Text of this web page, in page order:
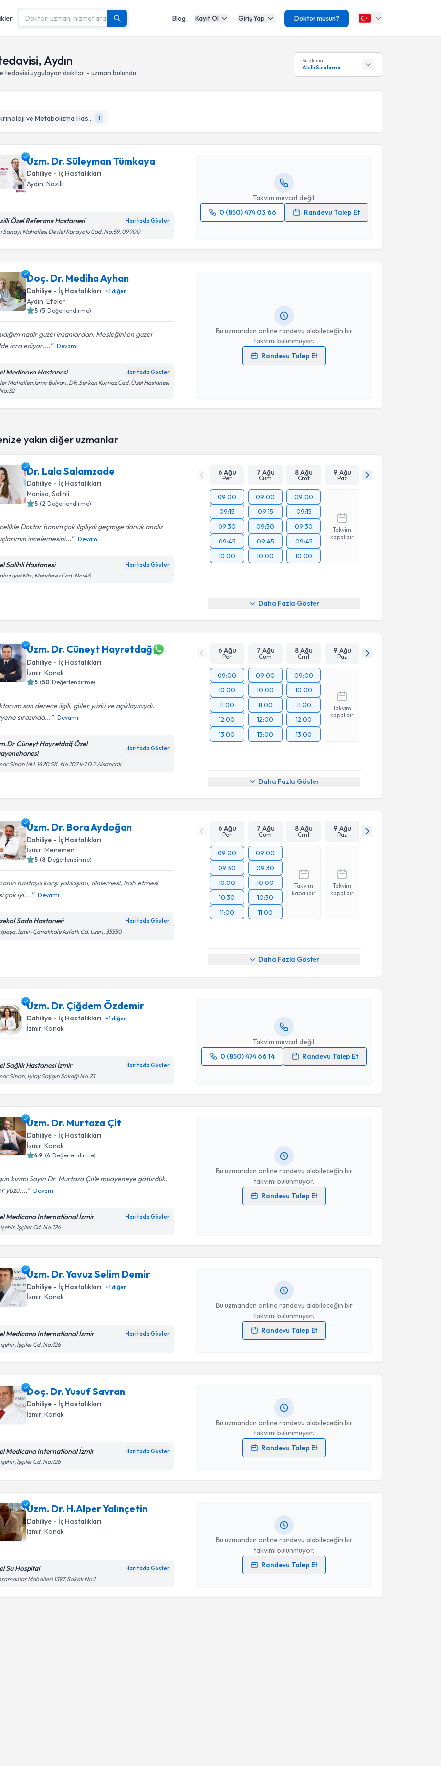
Blog Kayıt Ol Giriş Yap Doktor musun?
Aydın
tedavisi uygulayan doktor - uzman bulundu
Sıralama
Akıllı Sıralama
Endokrinoloji ve Metabolizma Hastalıkları 1
Uzm. Dr. Süleyman Tümkaya
Dahiliye - İç Hastalıkları
Aydın, Nazilli
Özel Referans Hastanesi Haritada Göster
Sanayi Mahallesi Devlet Karayolu Cad. No:59, 09900
Takvim mevcut değil.
0 (850) 474 03 66
Randevu Talep Et
işlenmesini kabul ediyorum.
Doç. Dr. Mediha Ayhan
Dahiliye - İç Hastalıkları +1diğer
Aydın, Efeler
5 (5 Değerlendirme)
nadir guzel insanlardan. Mesleğini en guzel
icra ediyor....
Devamı
Medinova Hastanesi Haritada Göster
Mahallesi,İzmir Bulvarı, DR.Serkan Kurnaz Cad. Özel Hastanesi
Bu uzmandan online randevu alabileceğin bir
takvimi bulunmuyor.
Randevu Talep Et
Kişisel verilerimin işlenmesine ilişkinAydınlatma Metni
yakın diğer uzmanlar
Dr. Lala Salamzade
Dahiliye - İç Hastalıkları
Manisa, Salihli
5 (2 Değerlendirme)
Doktor hanım çok ilgiliydi geçmişe dönük analiz
incelemesini...
Devamı
Salihli Hastanesi Haritada Göster
Mh., Menderes Cad. No:48
6 Ağu
Per
7 Ağu
Cum
8 Ağu
Cmt
9 Ağu
Paz
09:00
09:15
09:30
09:45
10:00
09:00
09:15
09:30
09:45
10:00
09:00
09:15
09:30
09:45
10:00
Takvim
kapalıdır
Daha Fazla Göster
Uzm. Dr. Cüneyt Hayretdağ
Dahiliye - İç Hastalıkları
İzmir, Konak
5 (50 Değerlendirme)
son derece ilgili, güler yüzlü ve açıklayıcıydı.
sırasında...
Devamı
Cüneyt Hayretdağ Özel
Haritada Göster
Sinan MH. 1420 SK. No:107 k-1 D:2 Alsancak
6 Ağu
Per
7 Ağu
Cum
8 Ağu
Cmt
9 Ağu
Paz
09:00
10:00
11:00
12:00
13:00
09:00
10:00
11:00
12:00
13:00
09:00
10:00
11:00
12:00
13:00
Takvim
kapalıdır
Daha Fazla Göster
Uzm. Dr. Bora Aydoğan
Dahiliye - İç Hastalıkları
İzmir, Menemen
5 (8 Değerlendirme)
hastaya karşı yaklaşımı, dinlemesi, izah etmesi
çok iyi....
Devamı
Sada Hastanesi Haritada Göster
İzmir-Çanakkale Asfaltı Cd. Üzeri, 35550
6 Ağu
Per
7 Ağu
Cum
8 Ağu
Cmt
9 Ağu
Paz
09:00
09:30
10:00
10:30
11:00
09:00
09:30
10:00
10:30
11:00
Takvim
kapalıdır
Takvim
kapalıdır
Daha Fazla Göster
Uzm. Dr. Çiğdem Özdemir
Dahiliye - İç Hastalıkları +1diğer
İzmir, Konak
Sağlık Hastanesi İzmir Haritada Göster
Sinan, Işılay Saygın Sokağı No:23
Takvim mevcut değil.
0 (850) 474 66 14
Randevu Talep Et
Randevu Takvimi Talebi
Uzm. Dr. Murtaza Çit
Dahiliye - İç Hastalıkları
İzmir, Konak
4.9 (4 Değerlendirme)
kızımı Sayın Dr. Murtaza Çit'e muayeneye götürdük.
yüzü,...
Devamı
Medicana International İzmir Haritada Göster
İşçiler Cd. No:126
Bu uzmandan online randevu alabileceğin bir
takvimi bulunmuyor.
Randevu Talep Et
Randevu Takvimi Talebi
Uzm. Dr. Murtaza Çit
Kişisel verilerimin işlenmesine ilişkinAydınlatma Metni
Takvim Talebini Gönder
Uzm. Dr. Yavuz Selim Demir
Dahiliye - İç Hastalıkları +1diğer
İzmir, Konak
Medicana International İzmir Haritada Göster
İşçiler Cd. No:126
Bu uzmandan online randevu alabileceğin bir
takvimi bulunmuyor.
Randevu Talep Et
Kişisel verilerimin işlenmesine ilişkinAydınlatma Metni
Doç. Dr. Yusuf Savran
Dahiliye - İç Hastalıkları
İzmir, Konak
Medicana International İzmir Haritada Göster
İşçiler Cd. No:126
Bu uzmandan online randevu alabileceğin bir
takvimi bulunmuyor.
Randevu Talep Et
Randevu Takvimi Talebi
Kişisel verilerimin işlenmesine ilişkinAydınlatma Metni
Uzm. Dr. H.Alper Yalınçetin
Dahiliye - İç Hastalıkları
İzmir, Konak
Su Hospital Haritada Göster
Mahallesi 1397. Sokak No:1
Bu uzmandan online randevu alabileceğin bir
takvimi bulunmuyor.
Randevu Talep Et
Randevu Takvimi Talebi
Kişisel verilerimin işlenmesine ilişkinAydınlatma Metni